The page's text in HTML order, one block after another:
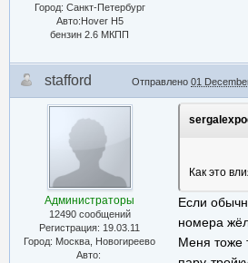
Город: Санкт-Петербург
Авто:Hover H5
бензин 2.6 МКПП
stafford Отправлено 01
Администраторы
12490 сообщений
Регистрация: 19.03.11
Город: Москва, Новогиреево
Авто:
Как это
Если
номера
Меня тоже